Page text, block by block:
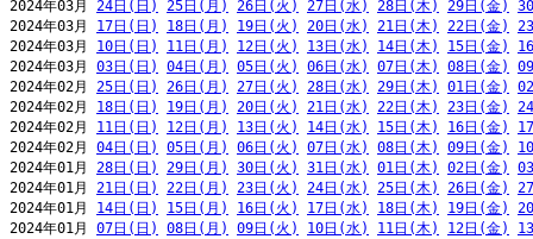
2024年03月 24日(日) 25日(月) 26日(火) 27日(水) 28日(木) 29日(金)
2024年03月 17日(日) 18日(月) 19日(火) 20日(水) 21日(木) 22日(金)
2024年03月 10日(日) 11日(月) 12日(火) 13日(水) 14日(木) 15日(金)
2024年03月 03日(日) 04日(月) 05日(火) 06日(水) 07日(木) 08日(金)
2024年02月 25日(日) 26日(月) 27日(火) 28日(水) 29日(木) 01日(金)
2024年02月 18日(日) 19日(月) 20日(火) 21日(水) 22日(木) 23日(金)
2024年02月 11日(日) 12日(月) 13日(火) 14日(水) 15日(木) 16日(金)
2024年02月 04日(日) 05日(月) 06日(火) 07日(水) 08日(木) 09日(金)
2024年01月 28日(日) 29日(月) 30日(火) 31日(水) 01日(木) 02日(金)
2024年01月 21日(日) 22日(月) 23日(火) 24日(水) 25日(木) 26日(金)
2024年01月 14日(日) 15日(月) 16日(火) 17日(水) 18日(木) 19日(金)
2024年01月 07日(日) 08日(月) 09日(火) 10日(水) 11日(木) 12日(金)